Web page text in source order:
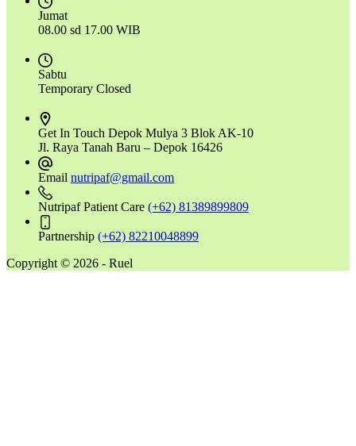
Jumat
08.00 sd 17.00 WIB
Sabtu
Temporary Closed
Get In Touch Depok Mulya 3 Blok AK-10
Jl. Raya Tanah Baru – Depok 16426
Email nutripaf@gmail.com
Nutripaf Patient Care (+62) 81389899809
Partnership (+62) 82210048899
Copyright © 2026 - Ruel